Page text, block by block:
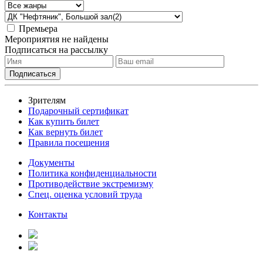
Премьера
Мероприятия не найдены
Подписаться на рассылку
Зрителям
Подарочный сертификат
Как купить билет
Как вернуть билет
Правила посещения
Документы
Политика конфиденциальности
Противодействие экстремизму
Спец. оценка условий труда
Контакты